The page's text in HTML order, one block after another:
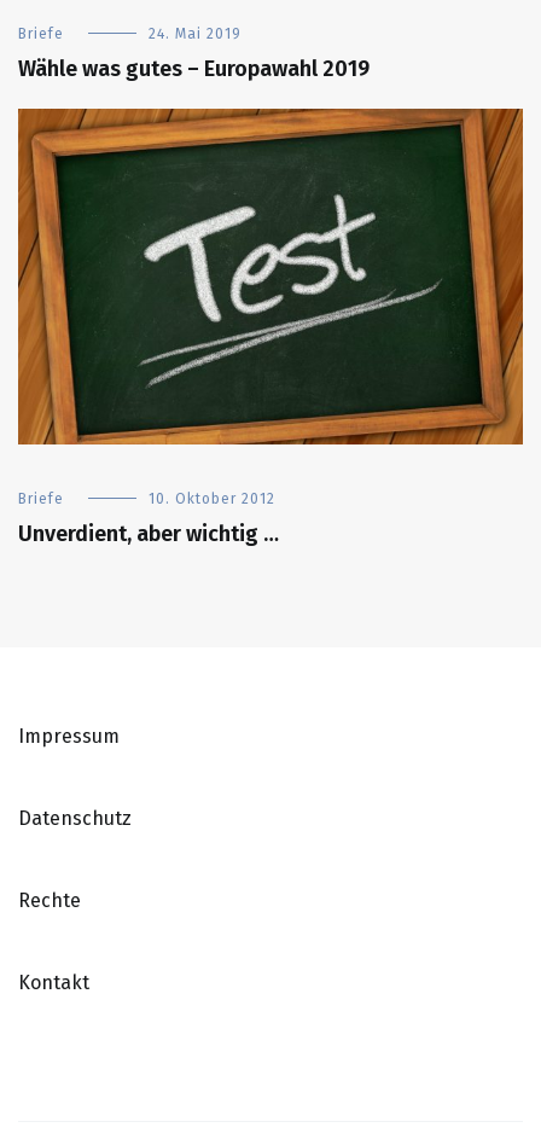
Briefe 24. Mai 2019
Wähle was gutes – Europawahl 2019
Briefe 10. Oktober 2012
Unverdient, aber wichtig …
Impressum
Datenschutz
Rechte
Kontakt